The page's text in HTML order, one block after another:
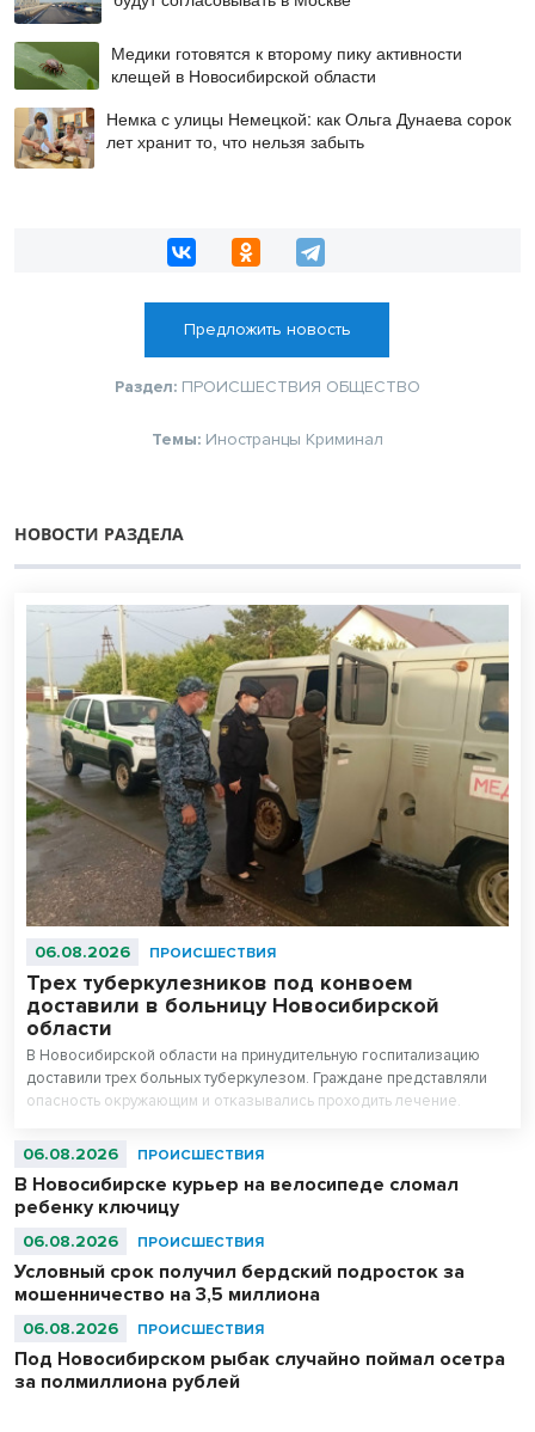
Медики готовятся к второму пику активности
клещей в Новосибирской области
Немка с улицы Немецкой: как Ольга Дунаева сорок
лет хранит то, что нельзя забыть
Предложить новость
Раздел: ПРОИСШЕСТВИЯ ОБЩЕСТВО
Темы: Иностранцы Криминал
НОВОСТИ РАЗДЕЛА
06.08.2026 ПРОИСШЕСТВИЯ
Трех туберкулезников под конвоем
доставили в больницу Новосибирской
области
В Новосибирской области на принудительную госпитализацию
доставили трех больных туберкулезом. Граждане представляли
опасность окружающим и отказывались проходить лечение.
06.08.2026 ПРОИСШЕСТВИЯ
В Новосибирске курьер на велосипеде сломал
ребенку ключицу
06.08.2026 ПРОИСШЕСТВИЯ
Условный срок получил бердский подросток за
мошенничество на 3,5 миллиона
06.08.2026 ПРОИСШЕСТВИЯ
Под Новосибирском рыбак случайно поймал осетра
за полмиллиона рублей